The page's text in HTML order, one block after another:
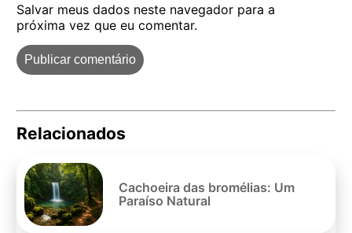
Salvar meus dados neste navegador para a
próxima vez que eu comentar.
Relacionados
Cachoeira das bromélias: Um
Paraíso Natural